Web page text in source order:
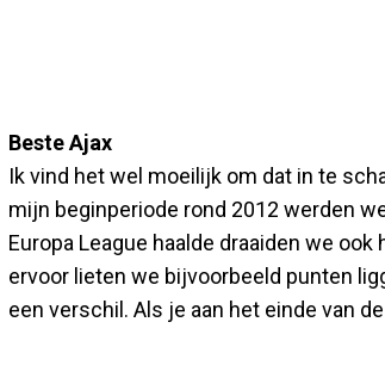
Beste Ajax
Ik vind het wel moeilijk om dat in te
mijn beginperiode rond 2012 werden
Europa League haalde draaiden we
ervoor lieten we bijvoorbeeld punten
een verschil. Als je aan het einde van